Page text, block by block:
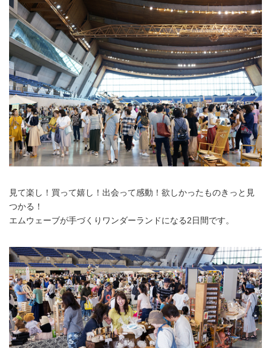
見て楽し！買って嬉し！出会って感動！欲しかったものきっと見
つかる！
エムウェーブが手づくりワンダーランドになる2日間です。